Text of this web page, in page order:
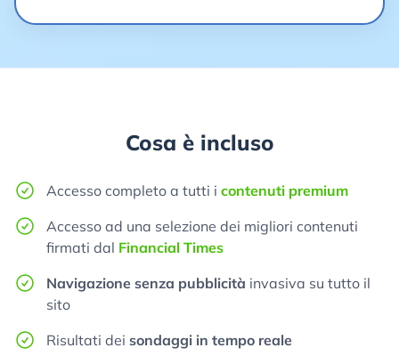
Cosa è incluso
Accesso completo a tutti i contenuti premium
Accesso ad una selezione dei migliori contenuti
firmati dal Financial Times
Navigazione senza pubblicità invasiva su tutto il
sito
Risultati dei sondaggi in tempo reale